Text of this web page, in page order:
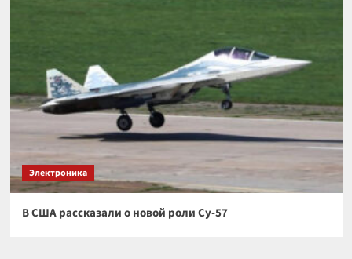
Электроника
В США рассказали о новой роли Су-57